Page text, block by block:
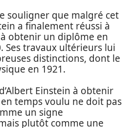
souligner que malgré cet
a finalement réussi à
à obtenir un diplôme en
Ses travaux ultérieurs lui
distinctions, dont le
en 1921.
Einstein à obtenir
temps voulu ne doit pas
un signe
plutôt comme une